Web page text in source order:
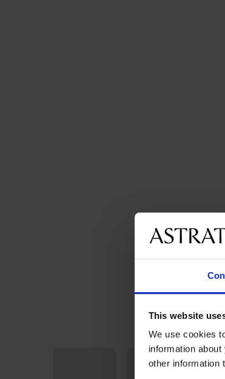
This website
We use cookies
information
other information